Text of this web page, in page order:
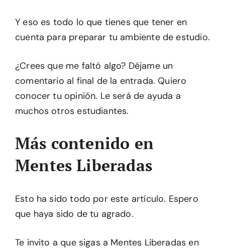
Y eso es todo lo que tienes que tener en
cuenta para preparar tu ambiente de estudio.
¿Crees que me faltó algo? Déjame un
comentario al final de la entrada. Quiero
conocer tu opinión. Le será de ayuda a
muchos otros estudiantes.
Más contenido en
Mentes Liberadas
Esto ha sido todo por este artículo. Espero
que haya sido de tu agrado.
Te invito a que sigas a Mentes Liberadas en